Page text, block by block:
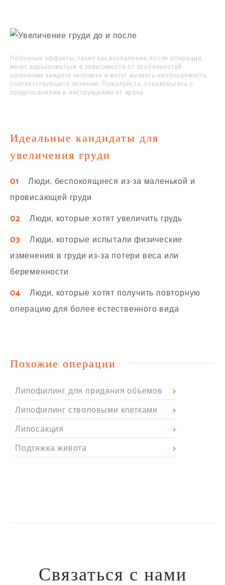
Побочные эффекты, такие как воспаление после операции,
могут варьироваться в зависимости от особенностей
организма каждого человека и могут вызвать необходимость
соответствующего лечения. Пожалуйста, ознакомьтесь с
предписаниями и инструкциями от врача.
Идеальные кандидаты для
увеличения груди
01 Люди, беспокоящиеся из-за маленькой и
провисающей груди
02Люди, которые хотят увеличить грудь
03 Люди, которые испытали физические
изменения в груди из-за потери веса или
беременности
04Люди, которые хотят получить повторную
операцию для более естественного вида
Похожие операции
Липофилинг для придания объемов
Липофилинг стволовыми клетками
Липосакция
Подтяжка живота
Связаться с нами